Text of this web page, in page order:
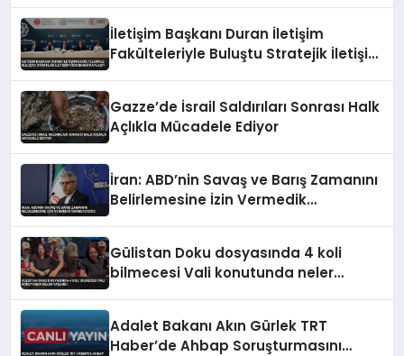
İletişim Başkanı Duran İletişim
Fakülteleriyle Buluştu Stratejik İletişim
Gazze’de İsrail Saldırıları Sonrası Halk
Açlıkla Mücadele Ediyor
İran: ABD’nin Savaş ve Barış Zamanını
Belirlemesine İzin Vermedik
Gülistan Doku dosyasında 4 koli
bilmecesi Vali konutunda neler
Adalet Bakanı Akın Gürlek TRT
Haber’de Ahbap Soruşturmasını